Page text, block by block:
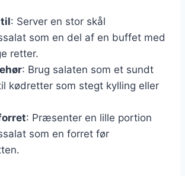
: Server en stor skål
som en del af en buffet med
retter.
: Brug salaten som et sundt
kødretter som stegt kylling eller
: Præsenter en lille portion
som en forret før